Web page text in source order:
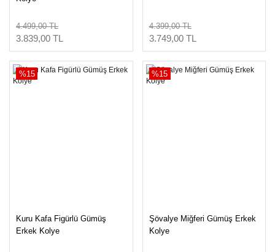
4.499,00 TL
3.839,00 TL
4.399,00 TL
3.749,00 TL
%15
Kuru Kafa Figürlü Gümüş
Erkek Kolye
%15
Şövalye Miğferi Gümüş Erkek
Kolye